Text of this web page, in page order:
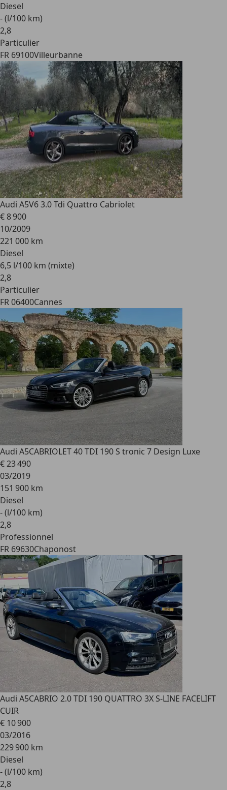
Diesel
- (l/100 km)
2,8
Particulier
FR 69100Villeurbanne
Audi A5V6 3.0 Tdi Quattro Cabriolet
€ 8 900
10/2009
221 000 km
Diesel
6,5 l/100 km (mixte)
2,8
Particulier
FR 06400Cannes
Audi A5CABRIOLET 40 TDI 190 S tronic 7 Design Luxe
€ 23 490
03/2019
151 900 km
Diesel
- (l/100 km)
2,8
Professionnel
FR 69630Chaponost
Audi A5CABRIO 2.0 TDI 190 QUATTRO 3X S-LINE FACELIFT
CUIR
€ 10 900
03/2016
229 900 km
Diesel
- (l/100 km)
2,8